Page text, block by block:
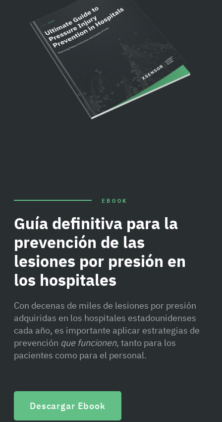
EBOOK
Guía definitiva para la
prevención de las
lesiones por presión en
los hospitales
Con decenas de miles de lesiones por presión
adquiridas en los hospitales estadounidenses
cada año, es importante aplicar estrategias de
prevención que funcionen, tanto para los
pacientes como para el personal.
Descargar Ebook